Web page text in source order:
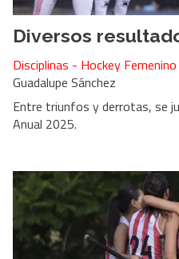
Diversos
Guadalupe Sánchez
Disciplinas - Hockey Femenino
Entre triunfos y derrotas, se
Anual 2025.